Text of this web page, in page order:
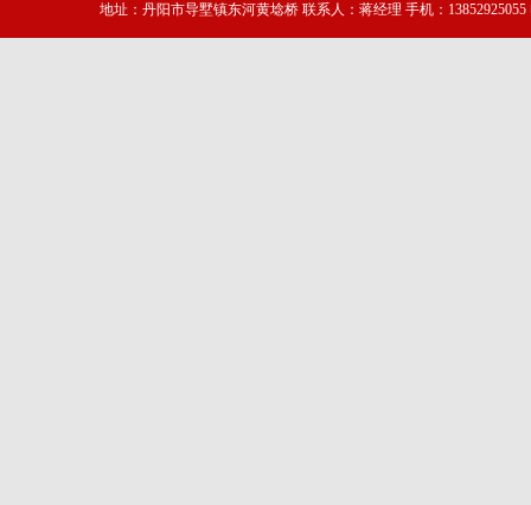
地址：丹阳市导墅镇东河黄埝桥 联系人：蒋经理 手机：13852925055